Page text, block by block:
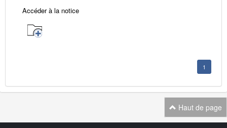
Accéder à la notice
1
Haut de page